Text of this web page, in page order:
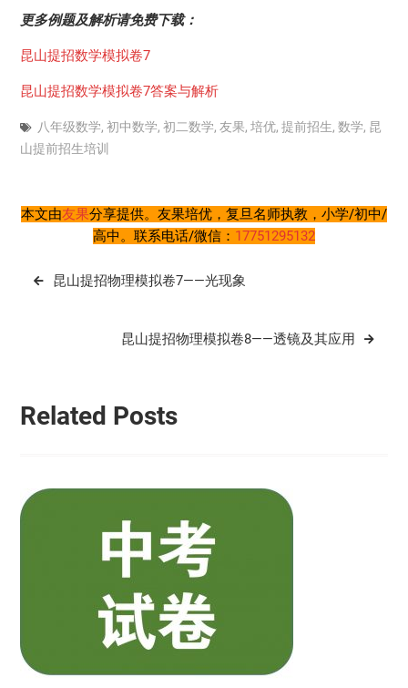
更多例题及解析请免费下载：
昆山提招数学模拟卷7
昆山提招数学模拟卷7答案与解析
八年级数学, 初中数学, 初二数学, 友果, 培优, 提前招生, 数学, 昆
山提前招生培训
本文由友果分享提供。友果培优，复旦名师执教，小学/初中/
高中。联系电话/微信： 17751295132
文
昆山提招物理模拟卷7——光现象
昆山提招物理模拟卷8——透镜及其应用
Related Posts